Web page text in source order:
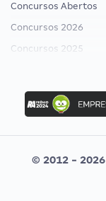
Concursos Abertos
Concursos 2026
Concursos 2025
Concurso Ibama
Concurso MPU
Editais publicados
CONCURSOS POR
© 2012 -